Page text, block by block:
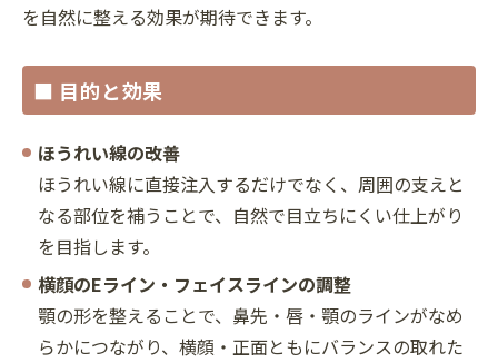
を自然に整える効果が期待できます。
■ 目的と効果
ほうれい線の改善
ほうれい線に直接注入するだけでなく、周囲の支えと
なる部位を補うことで、自然で目立ちにくい仕上がり
を目指します。
横顔のEライン・フェイスラインの調整
顎の形を整えることで、鼻先・唇・顎のラインがなめ
らかにつながり、横顔・正面ともにバランスの取れた